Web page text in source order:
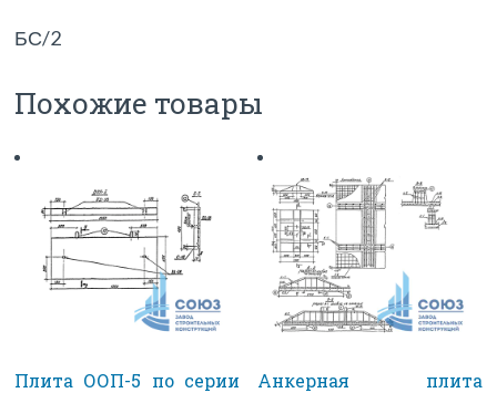
БС/2
Похожие товары
Плита ООП-5 по серии
Анкерная плита